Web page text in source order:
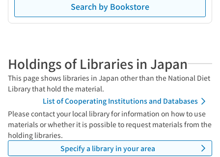
Search by Bookstore
Holdings of Libraries in Japan
This page shows libraries in Japan other than the National Diet
Library that hold the material.
List of Cooperating Institutions and Databases
Please contact your local library for information on how to use
materials or whether it is possible to request materials from the
holding libraries.
Specify a library in your area